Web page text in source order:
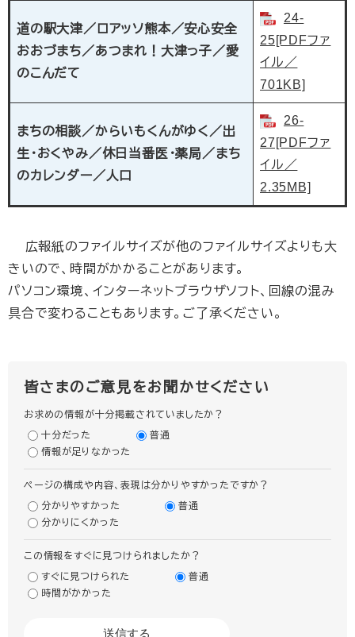
道の駅大津／ロアッソ熊本／安心安全
おおづまち／あつまれ！大津っ子／愛
のこんだて
24-
25[PDFファ
イル／
701KB]
まちの相談／からいもくんがゆく／出
生・おくやみ／休日当番医・薬局／まち
のカレンダー／人口
26-
27[PDFファ
イル／
2.35MB]
広報紙のファイルサイズが他のファイルサイズよりも大
きいので、時間がかかることがあります。
パソコン環境、インターネットブラウザソフト、回線の混み
具合で変わることもあります。ご了承ください。
皆さまのご意見をお聞かせください
お求めの情報が十分掲載されていましたか？
十分だった
普通
情報が足りなかった
ページの構成や内容、表現は分かりやすかったですか？
分かりやすかった
普通
分かりにくかった
この情報をすぐに見つけられましたか？
すぐに見つけられた
普通
時間がかかった